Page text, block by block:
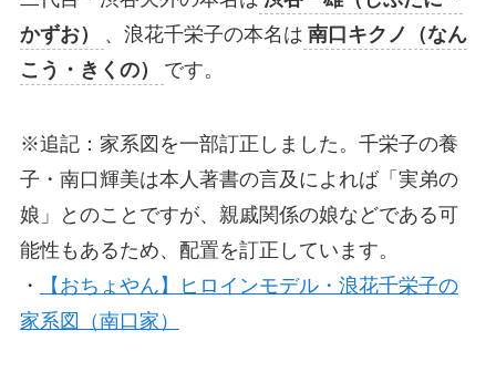
かずお）
、浪花千栄子の本名は 南口キクノ（なん
こう・きくの）
です。
※追記：家系図を一部訂正しました。千栄子の養
子・南口輝美は本人著書の言及によれば「実弟の
娘」とのことですが、親戚関係の娘などである可
能性もあるため、配置を訂正しています。
・
【おちょやん】ヒロインモデル・浪花千栄子の
家系図（南口家）